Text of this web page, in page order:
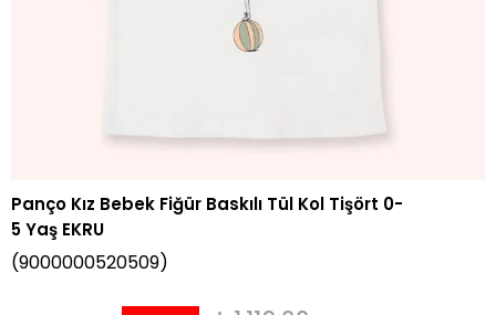
Panço Kız Bebek Fiğür Baskılı Tül Kol Tişört 0-
5 Yaş EKRU
(9000000520509)